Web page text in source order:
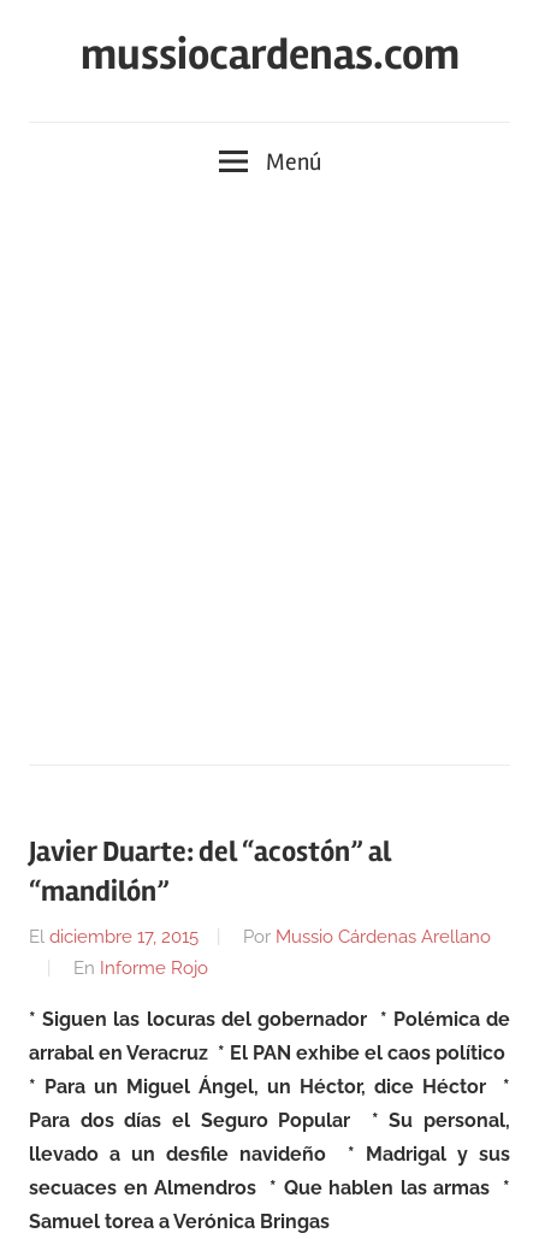
mussiocardenas.com
Menú
Javier Duarte: del “acostón” al
“mandilón”
El diciembre 17, 2015 Por Mussio Cárdenas Arellano
En Informe Rojo
* Siguen las locuras del gobernador * Polémica de
arrabal en Veracruz * El PAN exhibe el caos político
* Para un Miguel Ángel, un Héctor, dice Héctor *
Para dos días el Seguro Popular * Su personal,
llevado a un desfile navideño * Madrigal y sus
secuaces en Almendros * Que hablen las armas *
Samuel torea a Verónica Bringas